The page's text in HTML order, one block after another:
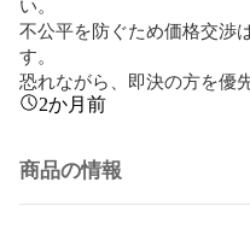
不公平を防ぐため価格交渉
す。
恐れながら、即決の方を優
2か月前
商品の情報